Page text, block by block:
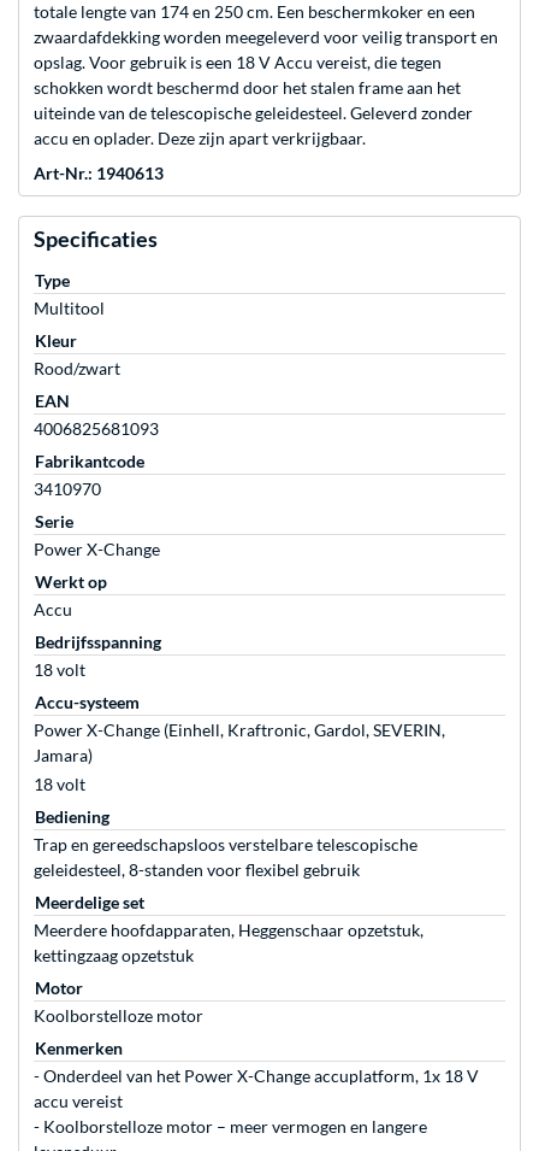
totale lengte van 174 en 250 cm. Een beschermkoker en een
zwaardafdekking worden meegeleverd voor veilig transport en
opslag. Voor gebruik is een 18 V Accu vereist, die tegen
schokken wordt beschermd door het stalen frame aan het
uiteinde van de telescopische geleidesteel. Geleverd zonder
accu en oplader. Deze zijn apart verkrijgbaar.
Art-Nr.: 1940613
Specificaties
Type
Multitool
Kleur
Rood/zwart
EAN
4006825681093
Fabrikantcode
3410970
Serie
Power X-Change
Werkt op
Accu
Bedrijfsspanning
18 volt
Accu-systeem
Power X-Change (Einhell, Kraftronic, Gardol, SEVERIN,
Jamara)
18 volt
Bediening
Trap en gereedschapsloos verstelbare telescopische
geleidesteel, 8-standen voor flexibel gebruik
Meerdelige set
Meerdere hoofdapparaten, Heggenschaar opzetstuk,
kettingzaag opzetstuk
Motor
Koolborstelloze motor
Kenmerken
- Onderdeel van het Power X-Change accuplatform, 1x 18 V
accu vereist
- Koolborstelloze motor – meer vermogen en langere